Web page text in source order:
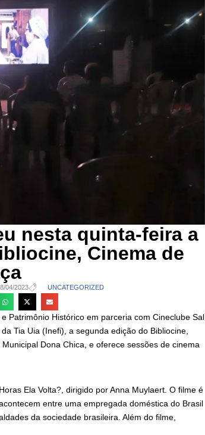
nesta quinta-feira a
Cinema de
04/2023 UNCATEGORIZED
Patrimônio Histórico em parceria com Cineclube Sal
Tia Uia (Inefi), a segunda edição do Bibliocine,
Dona Chica, e oferece sessões de cinema
Ela Volta?, dirigido por Anna Muylaert. O filme é
entre uma empregada doméstica do Brasil
da sociedade brasileira. Além do filme,